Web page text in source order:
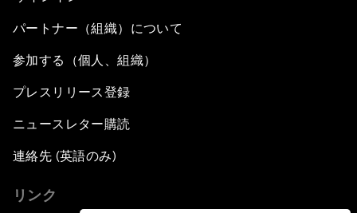
パートナー（組織）について
参加する（個人、組織）
プレスリリース登録
ニュースレター購読
連絡先 (英語のみ)
リンク